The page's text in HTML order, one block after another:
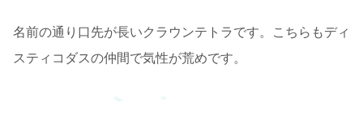
名前の通り口先が長いクラウンテトラです。こちらもディ
スティコダスの仲間で気性が荒めです。